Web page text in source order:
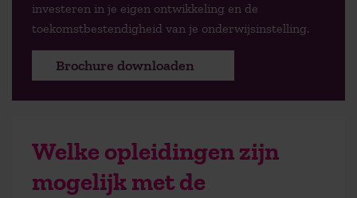
investeren in je eigen ontwikkeling en de
toekomstbestendigheid van je onderwijsinstelling.
Brochure downloaden
Welke opleidingen zijn
mogelijk met de